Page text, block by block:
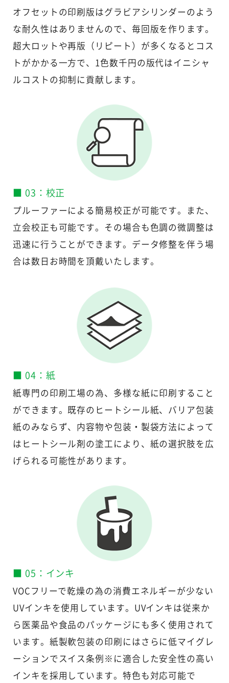
オフセットの印刷版はグラビアシリンダーのよう
な耐久性はありませんので、毎回版を作ります。
超大ロットや再版（リピート）が多くなるとコス
トがかかる一方で、1色数千円の版代はイニシャ
ルコストの抑制に貢献します。
■ 03：校正
プルーファーによる簡易校正が可能です。また、
立会校正も可能です。その場合も色調の微調整は
迅速に行うことができます。データ修整を伴う場
合は数日お時間を頂戴いたします。
■ 04：紙
紙専門の印刷工場の為、多様な紙に印刷すること
ができます。既存のヒートシール紙、バリア包装
紙のみならず、内容物や包装・製袋方法によって
はヒートシール剤の塗工により、紙の選択肢を広
げられる可能性があります。
■ 05：インキ
VOCフリーで乾燥の為の消費エネルギーが少ない
UVインキを使用しています。UVインキは従来か
ら医薬品や食品のパッケージにも多く使用されて
います。紙製軟包装の印刷にはさらに低マイグレ
ーションでスイス条例※に適合した安全性の高い
インキを採用しています。特色も対応可能で